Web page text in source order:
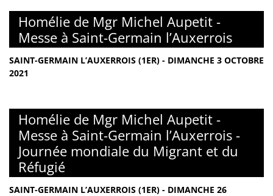
Homélie de Mgr Michel Aupetit -
Messe à Saint-Germain l’Auxerrois
SAINT-GERMAIN L’AUXERROIS (1ER) - DIMANCHE 3 OCTOBRE
2021
Homélie de Mgr Michel Aupetit -
Messe à Saint-Germain l’Auxerrois -
Journée mondiale du Migrant et du
Réfugié
SAINT-GERMAIN L’AUXERROIS (1ER) - DIMANCHE 26